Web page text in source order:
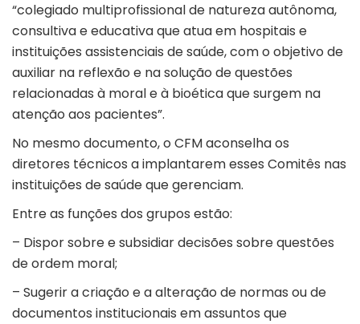
“colegiado multiprofissional de natureza autônoma,
consultiva e educativa que atua em hospitais e
instituições assistenciais de saúde, com o objetivo de
auxiliar na reflexão e na solução de questões
relacionadas à moral e à bioética que surgem na
atenção aos pacientes”.
No mesmo documento, o CFM aconselha os
diretores técnicos a implantarem esses Comitês nas
instituições de saúde que gerenciam.
Entre as funções dos grupos estão:
– Dispor sobre e subsidiar decisões sobre questões
de ordem moral;
– Sugerir a criação e a alteração de normas ou de
documentos institucionais em assuntos que